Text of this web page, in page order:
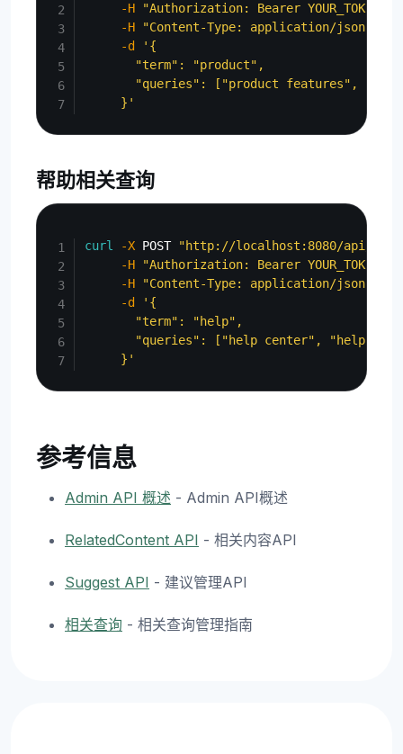
-H
"Authorization: Bearer YOUR_TOKEN"
-H
"Content-Type: application/json"
-d
'{
       "term": "product",
"queries": ["product features",
     }'
帮助相关查询
curl -X POST "http://localhost:8080/api/
-H
"Authorization: Bearer YOUR_TOKEN"
-H
"Content-Type: application/json"
-d
'{
       "term": "help",
"queries": ["help center", "help
     }'
参考信息
Admin API 概述 - Admin API概述
RelatedContent API - 相关内容API
Suggest API - 建议管理API
相关查询 - 相关查询管理指南